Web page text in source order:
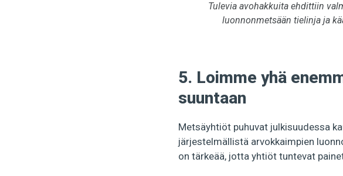
Tulevia avohakkuita ehdittiin
luonnonmetsään tielinja ja
5. Loimme yhä
suuntaan
Metsäyhtiöt puhuvat julkisuudessa
järjestelmällistä arvokkaimpien
on tärkeää, jotta yhtiöt tuntevat